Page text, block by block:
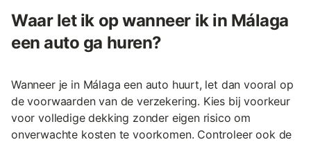
Waar let ik op wanneer ik in Málaga
een auto ga huren?
Wanneer je in Málaga een auto huurt, let dan vooral op
de voorwaarden van de verzekering. Kies bij voorkeur
voor volledige dekking zonder eigen risico om
onverwachte kosten te voorkomen. Controleer ook de